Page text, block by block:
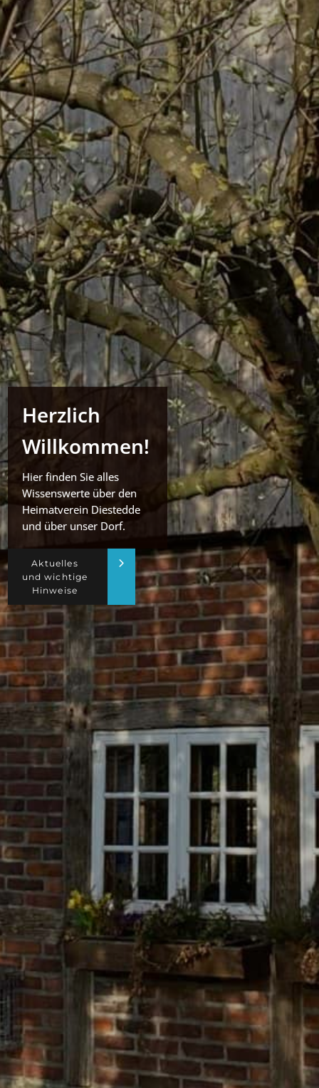
Herzlich
Willkommen!
Hier finden Sie alles
Wissenswerte über den
Heimatverein Diestedde
und über unser Dorf.
Aktuelles
und wichtige
Hinweise